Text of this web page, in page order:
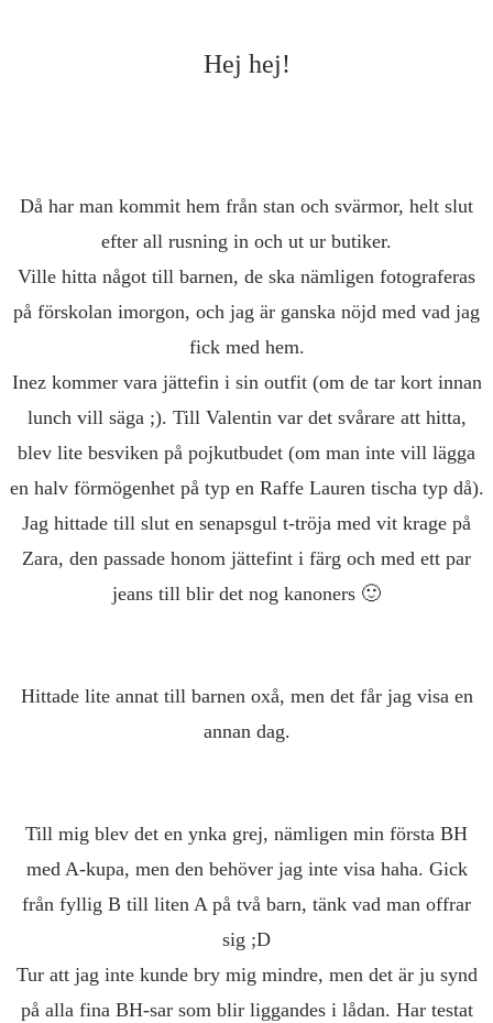
Hej hej!
Då har man kommit hem från stan och svärmor, helt slut
efter all rusning in och ut ur butiker.
Ville hitta något till barnen, de ska nämligen fotograferas
på förskolan imorgon, och jag är ganska nöjd med vad jag
fick med hem.
Inez kommer vara jättefin i sin outfit (om de tar kort innan
lunch vill säga ;). Till Valentin var det svårare att hitta,
blev lite besviken på pojkutbudet (om man inte vill lägga
en halv förmögenhet på typ en Raffe Lauren tischa typ då).
Jag hittade till slut en senapsgul t-tröja med vit krage på
Zara, den passade honom jättefint i färg och med ett par
jeans till blir det nog kanoners 🙂
Hittade lite annat till barnen oxå, men det får jag visa en
annan dag.
Till mig blev det en ynka grej, nämligen min första BH
med A-kupa, men den behöver jag inte visa haha. Gick
från fyllig B till liten A på två barn, tänk vad man offrar
sig ;D
Tur att jag inte kunde bry mig mindre, men det är ju synd
på alla fina BH-sar som blir liggandes i lådan. Har testat